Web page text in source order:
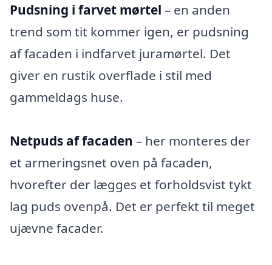
Pudsning i farvet mørtel – en anden
trend som tit kommer igen, er pudsning
af facaden i indfarvet juramørtel. Det
giver en rustik overflade i stil med
gammeldags huse.
Netpuds af facaden – her monteres der
et armeringsnet oven på facaden,
hvorefter der lægges et forholdsvist tykt
lag puds ovenpå. Det er perfekt til meget
ujævne facader.